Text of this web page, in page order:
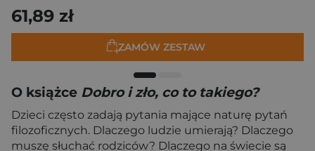
61,89 zł
ZAMÓW ZESTAW
O książce Dobro i zło, co to takiego?
Dzieci często zadają pytania mające naturę pytań
filozoficznych. Dlaczego ludzie umierają? Dlaczego
muszę słuchać rodziców? Dlaczego na świecie są